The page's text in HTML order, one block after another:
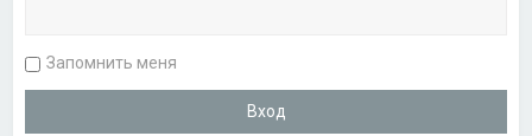
Запомнить меня